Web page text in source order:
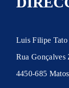
Luis Filipe Tato
Rua Gonçalves
4450-685